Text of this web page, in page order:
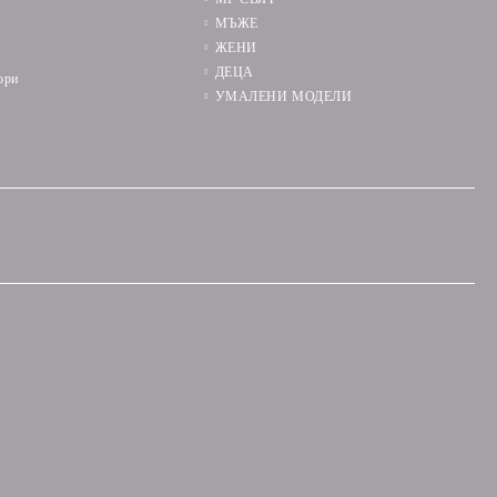
МЪЖЕ
ЖЕНИ
ДЕЦА
УМАЛЕНИ МОДЕЛИ